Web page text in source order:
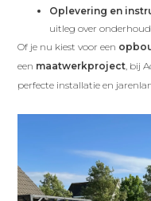
Oplevering en
uitleg over onderhoud.
Of je nu kiest voor een
een maatwerkproject , bij
perfecte installatie en